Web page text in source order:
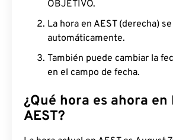
OBJETIVO.
La hora en AEST (derecha)
automáticamente.
También puede cambiar la
en el campo de fecha.
¿Qué hora es ahora en
AEST?